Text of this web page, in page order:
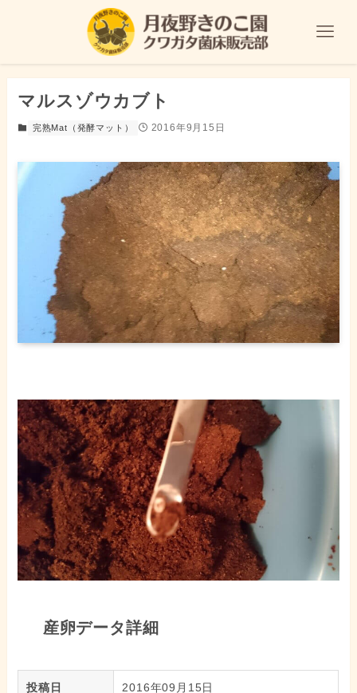
マルスゾウカブト
完熟Mat（発酵マット） 2016年9月15日
産卵データ詳細
投稿日 2016年09月15日